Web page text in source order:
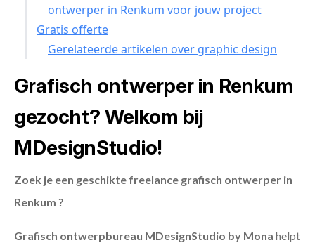
ontwerper in Renkum voor jouw project
Gratis offerte
Gerelateerde artikelen over graphic design
Grafisch ontwerper in Renkum
gezocht? Welkom bij
MDesignStudio!
Zoek je een geschikte freelance grafisch ontwerper in
Renkum ?
Grafisch ontwerpbureau MDesignStudio by Mona helpt